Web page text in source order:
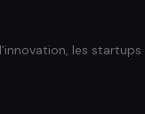
les startups